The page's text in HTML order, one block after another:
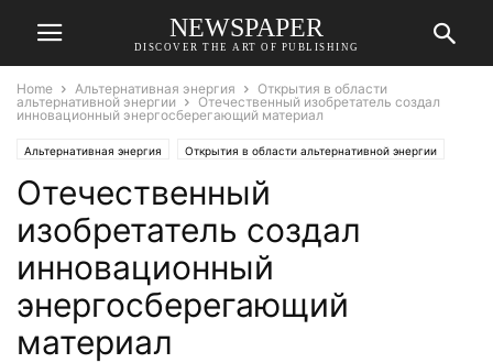
NEWSPAPER
DISCOVER THE ART OF PUBLISHING
Home Альтернативная энергия
Открытия в области
альтернативной энергии
Отечественный изобретатель создал
инновационный энергосберегающий материал
Альтернативная энергия Открытия в области альтернативной энергии
Отечественный
изобретатель создал
инновационный
энергосберегающий
материал